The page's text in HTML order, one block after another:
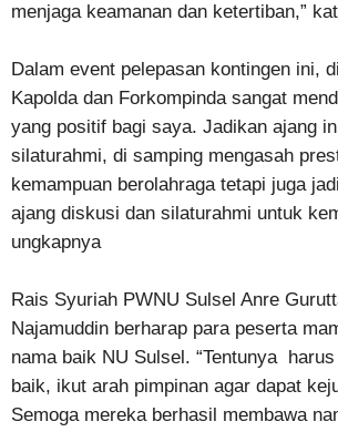
menjaga keamanan dan ketertiban,”
Dalam event pelepasan kontingen ini,
Kapolda dan Forkompinda sangat
yang positif bagi saya. Jadikan ajang
silaturahmi, di samping mengasah
kemampuan berolahraga tetapi juga
ajang diskusi dan silaturahmi untuk
ungkapnya
Rais Syuriah PWNU Sulsel Anre
Najamuddin berharap para peserta
nama baik NU Sulsel. “Tentunya
baik, ikut arah pimpinan agar dapat
Semoga mereka berhasil membawa